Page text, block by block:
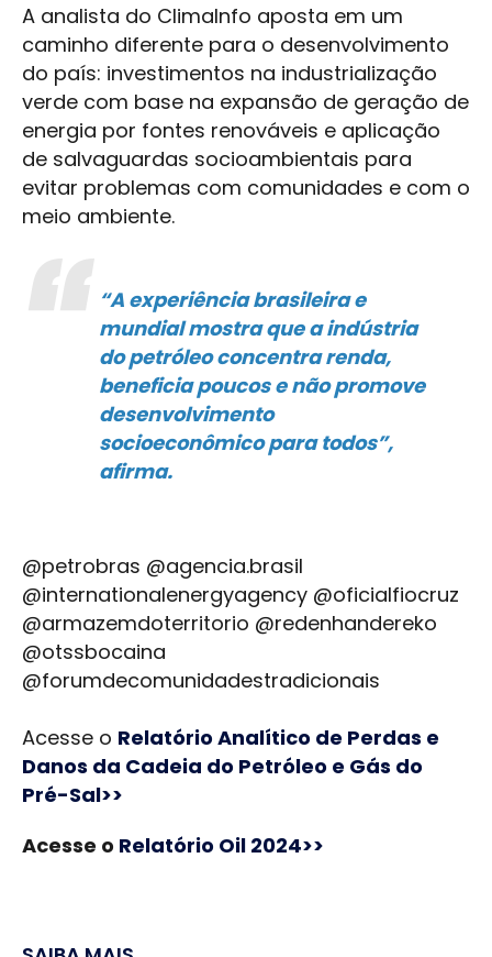
A analista do ClimaInfo aposta em um
caminho diferente para o desenvolvimento
do país: investimentos na industrialização
verde com base na expansão de geração de
energia por fontes renováveis e aplicação
de salvaguardas socioambientais para
evitar problemas com comunidades e com o
meio ambiente.
“A experiência brasileira e
mundial mostra que a indústria
do petróleo concentra renda,
beneficia poucos e não promove
desenvolvimento
socioeconômico para todos”,
afirma.
@petrobras @agencia.brasil
@internationalenergyagency @oficialfiocruz
@armazemdoterritorio @redenhandereko
@otssbocaina
@forumdecomunidadestradicionais
Acesse o Relatório Analítico de Perdas e
Danos da Cadeia do Petróleo e Gás do
Pré-Sal>>
Acesse o Relatório Oil 2024>>